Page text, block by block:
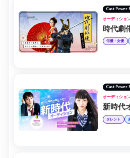
Cast Power
オーディショ
時代劇
俳優・女優
Cast Power
オーディショ
新時代
タレント